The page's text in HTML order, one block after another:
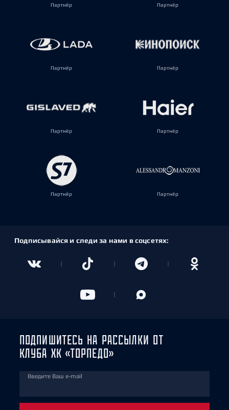
Партнёр Партнёр
Партнёр Партнёр
Партнёр Партнёр
Партнёр Партнёр
Подписывайся и следи за нами в соцсетях:
ПОДПИШИТЕСЬ НА РАССЫЛКИ ОТ
КЛУБА ХК «ТОРПЕДО»
Введите Ваш e-mail